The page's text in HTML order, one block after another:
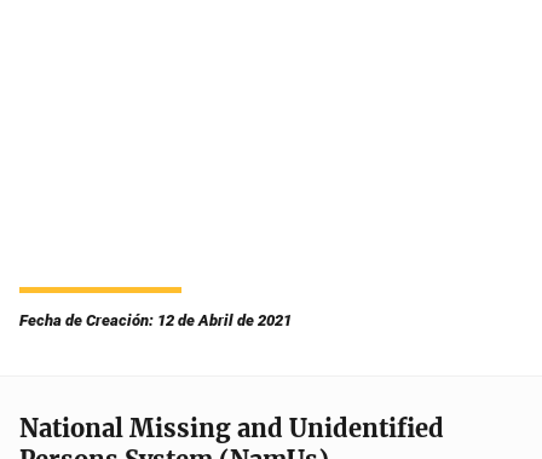
Fecha de Creación: 12 de Abril de 2021
National Missing and Unidentified